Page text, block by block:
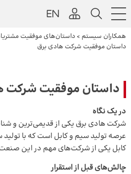
همکاران سیستم > داستان‌های موفقیت
داستان موفقیت شرکت هادی برق
داستان موفقیت شرکت
در یک نگاه
شرکت هادی برق یکی از قدیمی‌ترین و
کابل یکی از شرکت‌های مهم در این
چالش‌های قبل از استقرار